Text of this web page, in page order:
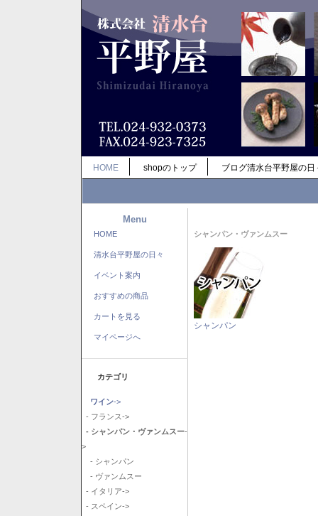
HOME shopのトップ ブログ清水台平野屋の日
Menu
HOME
清水台平野屋の日々
イベント案内
おすすめの商品
カートを見る
マイページへ
カテゴリ
ワイン->
- フランス->
- シャンパン・ヴァンムスー-
>
- シャンパン
- ヴァンムスー
- イタリア->
- スペイン->
シャンパン・ヴァンムスー
シャンパン